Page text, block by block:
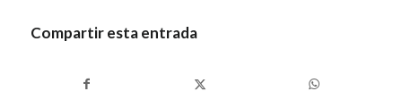
Compartir esta entrada